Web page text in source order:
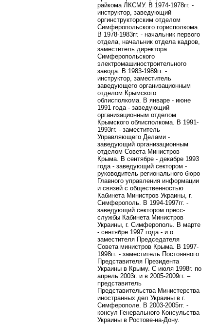
райкома ЛКСМУ. В 1974-1978гг. -
инструктор, заведующий
оргинструкторским отделом
Симферопольского горисполкома.
В 1978-1983гг. - начальник первого
отдела, начальник отдела кадров,
заместитель директора
Симферопольского
электромашиностроительного
завода. В 1983-1989гг. -
инструктор, заместитель
заведующего организационным
отделом Крымского
облисполкома. В январе - июне
1991 года - заведующий
организационным отделом
Крымского облисполкома. В 1991-
1993гг. - заместитель
Управляющего Делами -
заведующий организационным
отделом Совета Министров
Крыма. В сентябре - декабре 1993
года - заведующий сектором -
руководитель регионального бюро
Главного управления информации
и связей с общественностью
Кабинета Министров Украины, г.
Симферополь. В 1994-1997гг. -
заведующий сектором пресс-
службы Кабинета Министров
Украины, г. Симферополь. В марте
- сентябре 1997 года - и.о.
заместителя Председателя
Совета министров Крыма. В 1997-
1998гг. - заместитель Постоянного
Представителя Президента
Украины в Крыму. С июля 1998г. по
апрель 2003г. и в 2005-2009гг. –
представитель
Представительства Министерства
иностранных дел Украины в г.
Симферополе. В 2003-2005гг. -
консул Генерального Консульства
Украины в Ростове-на-Дону.